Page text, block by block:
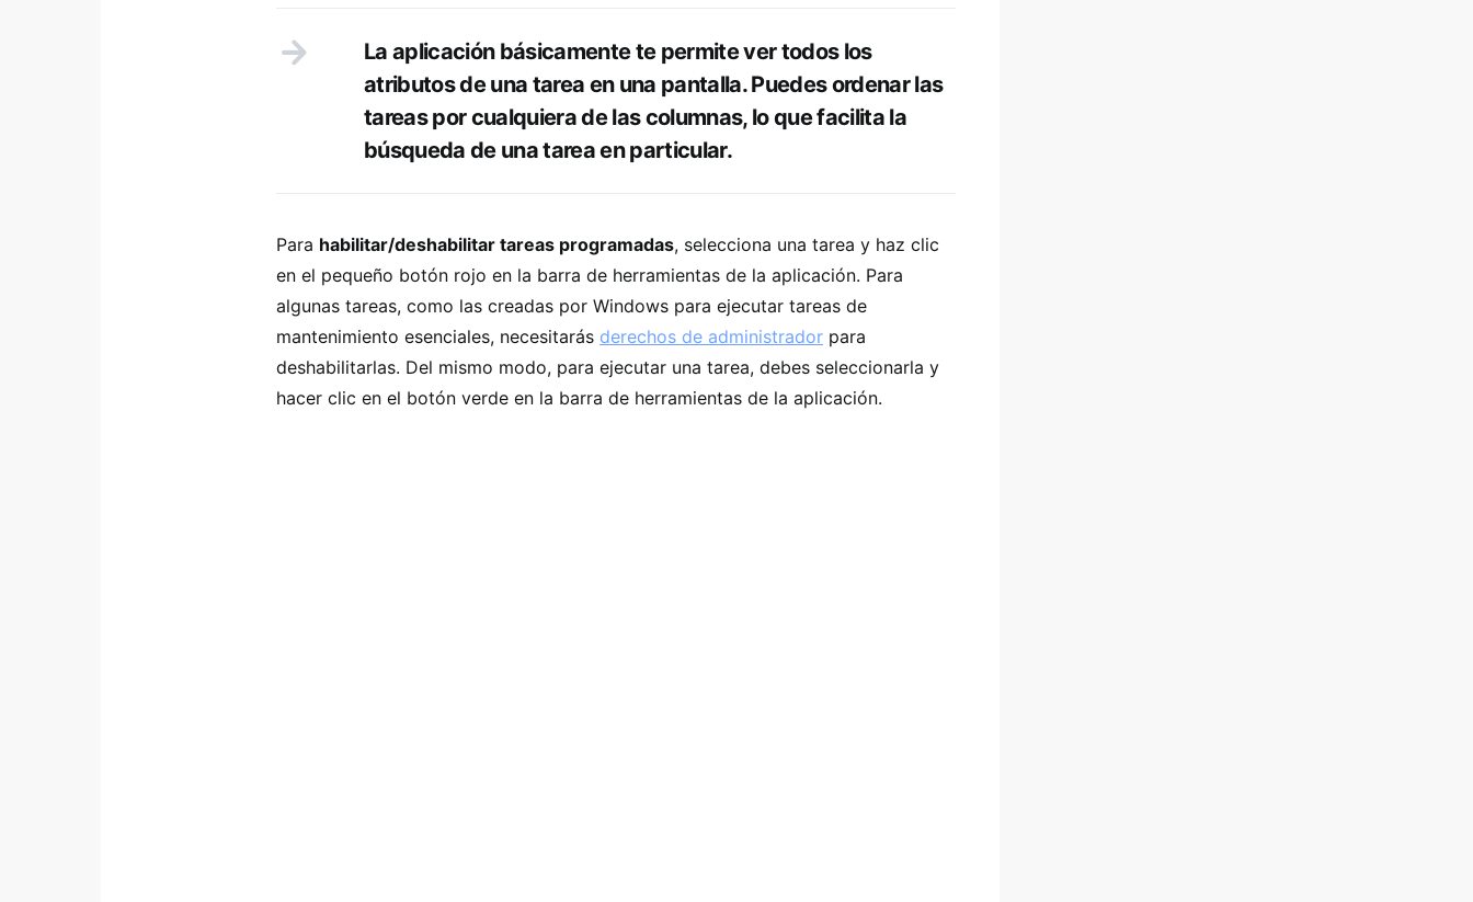
La aplicación básicamente te permite ver todos los
atributos de una tarea en una pantalla. Puedes ordenar las
tareas por cualquiera de las columnas, lo que facilita la
búsqueda de una tarea en particular.
Para habilitar/deshabilitar tareas programadas, selecciona una tarea y haz clic
en el pequeño botón rojo en la barra de herramientas de la aplicación. Para
algunas tareas, como las creadas por Windows para ejecutar tareas de
mantenimiento esenciales, necesitarás derechos de administrador para
deshabilitarlas. Del mismo modo, para ejecutar una tarea, debes seleccionarla y
hacer clic en el botón verde en la barra de herramientas de la aplicación.